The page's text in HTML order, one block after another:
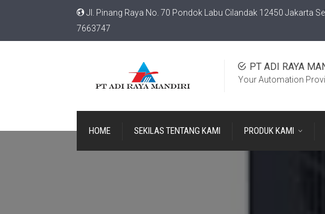
Jl. Pinang Raya No. 70 Pondok Labu Cilandak 12450 Jakarta
7663747
PT ADI RAYA
Your Automation
HOME SEKILAS TENTANG KAMI PRODUK KAMI